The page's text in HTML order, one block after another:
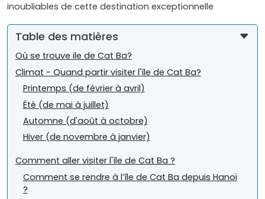
inoubliables de cette destination exceptionnelle
Table des matières
Où se trouve ile de Cat Ba?
Climat - Quand partir visiter l'île de Cat Ba?
Printemps (de février à avril)
Été (de mai à juillet)
Automne (d'août à octobre)
Hiver (de novembre à janvier)
Comment aller visiter l'île de Cat Ba ?
Comment se rendre à l’île de Cat Ba depuis Hanoï
?